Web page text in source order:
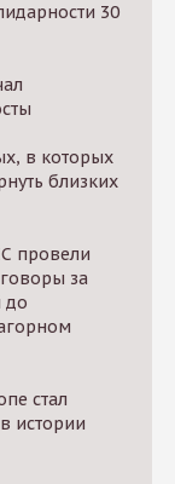
30
в которых
близких
провели
за
до
стал
истории